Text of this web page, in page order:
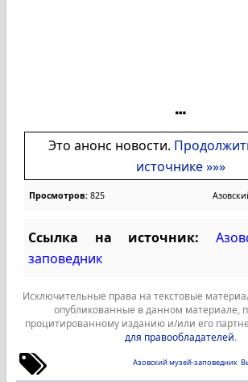
Это анонс новости.
источнике »»»
Просмотров: 825
Ссылка на источник:
заповедник
Исключительные права на текстовые
опубликованные в данном материале,
процитированному изданию и/или его
для правообладателей.
Азовский музей-заповедник